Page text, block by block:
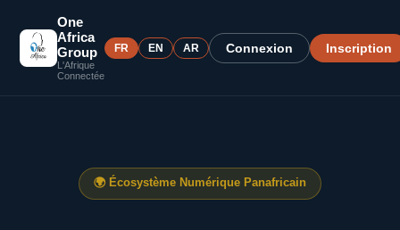
One
Africa
Group
L'Afrique
Connectée
FR EN AR Connexion Inscription
🌍 Écosystème Numérique Panafricain